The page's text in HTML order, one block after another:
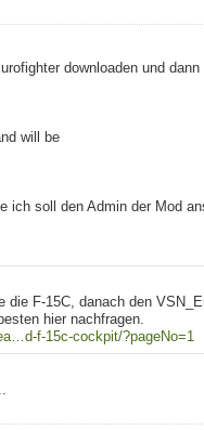
downloaden und
will be
ich soll den Admin der Mod
die F-15C, danach den
hier nachfragen.
f-15c-cockpit/?pageNo=1